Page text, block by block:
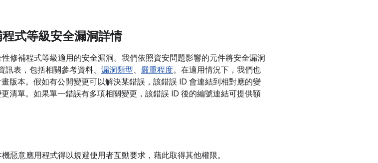
式等級安全漏洞詳情
修補程式等級適用的安全漏洞。我們依照資安問題影響的元件將安全漏洞
表，包括相關參考資料、 漏洞類型、 嚴重程度。在適用情況下，我們也
版本。假如有公開變更可以解決某錯誤，該錯誤 ID 會連結到相對應的變
清單。如果單一錯誤有多項相關變更，該錯誤 ID 後的編號連結可提供額
惡意應用程式得以規避使用者互動要求，藉此取得其他權限。